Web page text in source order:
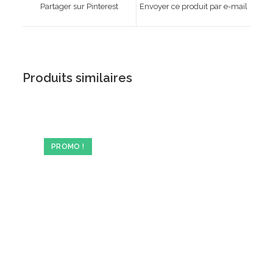
Partager sur Pinterest
new
Envoyer ce produit par e-mail
Produits similaires
PROMO !